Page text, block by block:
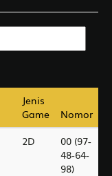
Jenis
Game
Nomor
Jenis
Game
Nomor
2D
00 (97-
48-64-
98)